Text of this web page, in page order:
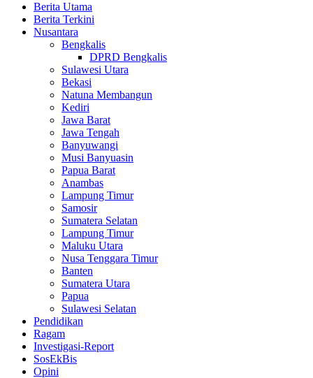
Berita Utama
Berita Terkini
Nusantara
Bengkalis
DPRD Bengkalis
Sulawesi Utara
Bekasi
Natuna Membangun
Kediri
Jawa Barat
Jawa Tengah
Banyuwangi
Musi Banyuasin
Papua Barat
Anambas
Lampung Timur
Samosir
Sumatera Selatan
Lampung Timur
Maluku Utara
Nusa Tenggara Timur
Banten
Sumatera Utara
Papua
Sulawesi Selatan
Pendidikan
Ragam
Investigasi-Report
SosEkBis
Opini